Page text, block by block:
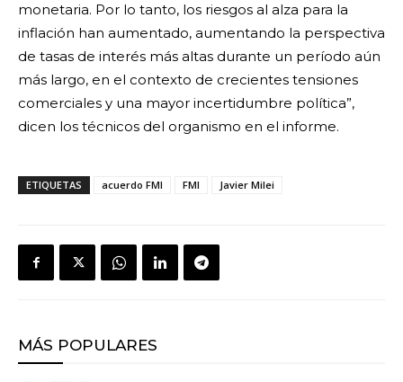
monetaria. Por lo tanto, los riesgos al alza para la
inflación han aumentado, aumentando la perspectiva
de tasas de interés más altas durante un período aún
más largo, en el contexto de crecientes tensiones
comerciales y una mayor incertidumbre política”,
dicen los técnicos del organismo en el informe.
ETIQUETAS acuerdo FMI FMI Javier Milei
MÁS POPULARES